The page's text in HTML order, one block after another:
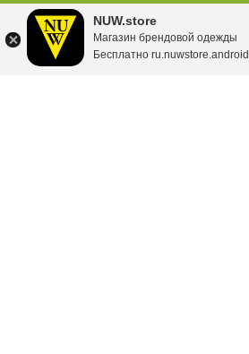
NUW.store
Магазин брендовой одежды
Бесплатно ru.nuwstore.android